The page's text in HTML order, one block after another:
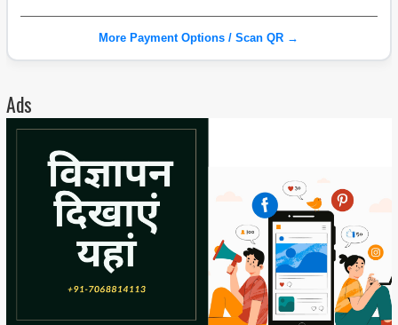
More Payment Options / Scan QR →
Ads